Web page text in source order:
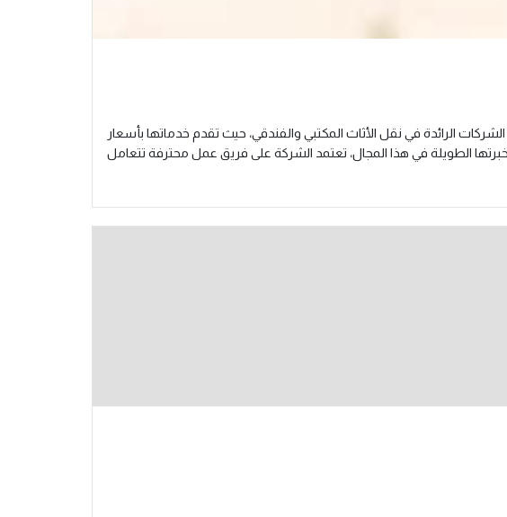
الرائدة في نقل الأثاث المكتبي والفندقي، حيث تقدم خدماتها بأسعار
الطويلة في هذا المجال، تعتمد الشركة على فريق عمل محترفة تتعامل